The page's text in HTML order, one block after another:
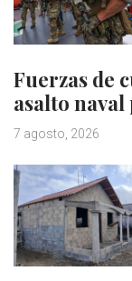
Fuerzas de
asalto
7 agosto, 2026